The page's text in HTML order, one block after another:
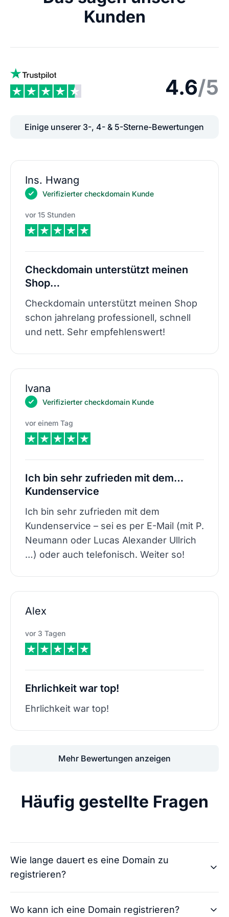
Kunden
4.6/5
Einige unserer 3-, 4- & 5-Sterne-Bewertungen
Ins. Hwang
Verifizierter checkdomain Kunde
vor 15 Stunden
Checkdomain unterstützt meinen
Shop…
Checkdomain unterstützt meinen Shop
schon jahrelang professionell, schnell
und nett. Sehr empfehlenswert!
Ivana
Verifizierter checkdomain Kunde
vor einem Tag
Ich bin sehr zufrieden mit dem…
Kundenservice
Ich bin sehr zufrieden mit dem
Kundenservice – sei es per E-Mail (mit P.
Neumann oder Lucas Alexander Ullrich
…) oder auch telefonisch. Weiter so!
Alex
vor 3 Tagen
Ehrlichkeit war top!
Ehrlichkeit war top!
Mehr Bewertungen anzeigen
Häufig gestellte Fragen
Wie lange dauert es eine Domain zu
registrieren?
Wo kann ich eine Domain registrieren?